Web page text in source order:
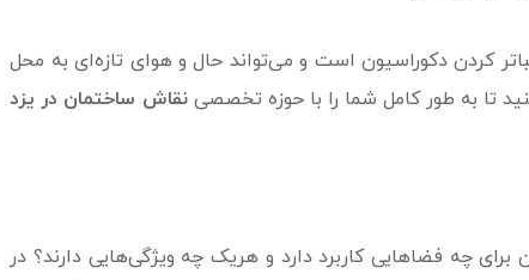
کردن دکوراسیون است و می‌تواند حال و هوای تازه‌ای به محل
تا به طور کامل شما را با حوزه تخصصینقاش ساختمان در یزد
چه فضا‌هایی کاربرد دارد و هریک چه ویژگی‌هایی دارند؟ در